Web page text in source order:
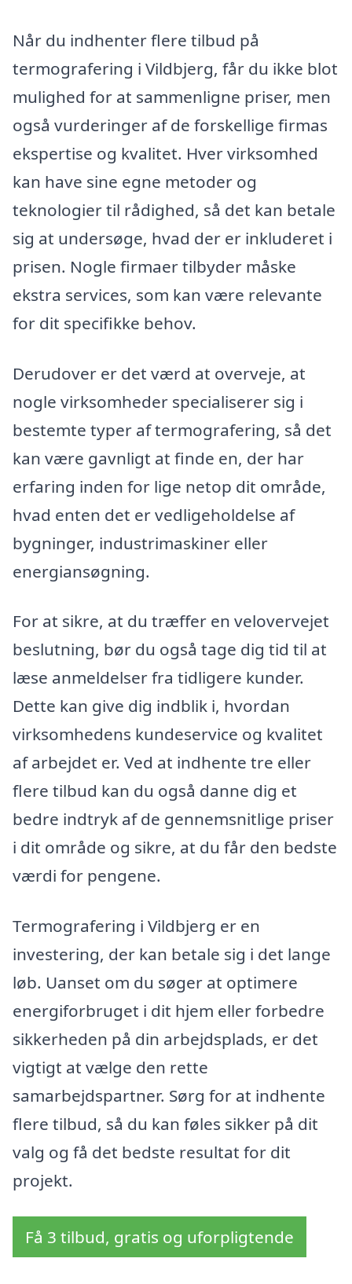
Når du indhenter flere tilbud på
termografering i Vildbjerg, får du ikke blot
mulighed for at sammenligne priser, men
også vurderinger af de forskellige firmas
ekspertise og kvalitet. Hver virksomhed
kan have sine egne metoder og
teknologier til rådighed, så det kan betale
sig at undersøge, hvad der er inkluderet i
prisen. Nogle firmaer tilbyder måske
ekstra services, som kan være relevante
for dit specifikke behov.
Derudover er det værd at overveje, at
nogle virksomheder specialiserer sig i
bestemte typer af termografering, så det
kan være gavnligt at finde en, der har
erfaring inden for lige netop dit område,
hvad enten det er vedligeholdelse af
bygninger, industrimaskiner eller
energiansøgning.
For at sikre, at du træffer en velovervejet
beslutning, bør du også tage dig tid til at
læse anmeldelser fra tidligere kunder.
Dette kan give dig indblik i, hvordan
virksomhedens kundeservice og kvalitet
af arbejdet er. Ved at indhente tre eller
flere tilbud kan du også danne dig et
bedre indtryk af de gennemsnitlige priser
i dit område og sikre, at du får den bedste
værdi for pengene.
Termografering i Vildbjerg er en
investering, der kan betale sig i det lange
løb. Uanset om du søger at optimere
energiforbruget i dit hjem eller forbedre
sikkerheden på din arbejdsplads, er det
vigtigt at vælge den rette
samarbejdspartner. Sørg for at indhente
flere tilbud, så du kan føles sikker på dit
valg og få det bedste resultat for dit
projekt.
Få 3 tilbud, gratis og uforpligtende